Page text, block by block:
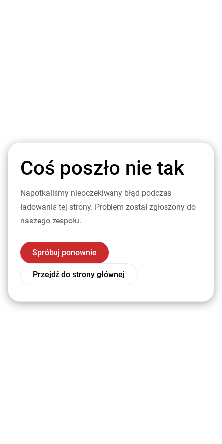
Coś poszło nie tak
Napotkaliśmy nieoczekiwany błąd podczas
ładowania tej strony. Problem został zgłoszony do
naszego zespołu.
Spróbuj ponownie
Przejdź do strony głównej